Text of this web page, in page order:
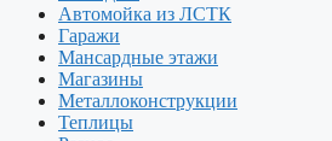
Автомойка из ЛСТК
Гаражи
Мансардные этажи
Магазины
Металлоконструкции
Теплицы